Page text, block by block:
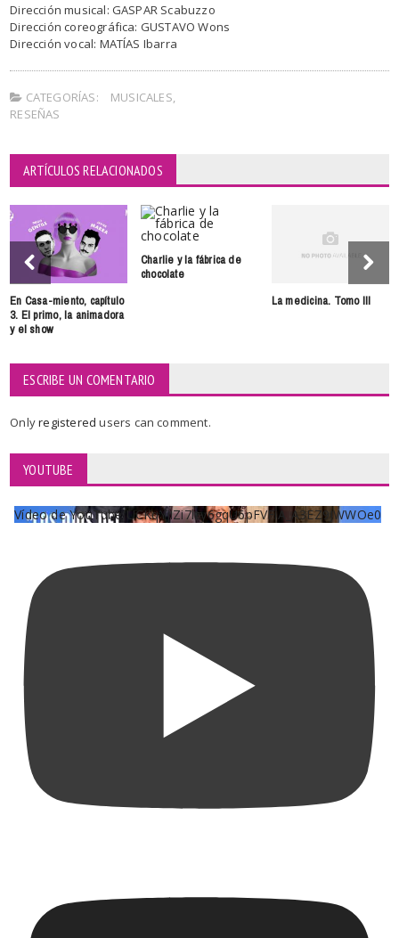
Dirección musical: GASPAR Scabuzzo
Dirección coreográfica: GUSTAVO Wons
Dirección vocal: MATÍAS Ibarra
CATEGORÍAS: MUSICALES,
RESEÑAS
ARTÍCULOS RELACIONADOS
En Casa-miento, capítulo
3. El primo, la animadora
y el show
Charlie y la fábrica de
chocolate
La medicina. Tomo III
ESCRIBE UN COMENTARIO
Onlyregisteredusers can comment.
YOUTUBE
Vídeo de YouTube UCKqYjiZi7lzy6gqU6pFVFiA_A3EZ9JWWOe0